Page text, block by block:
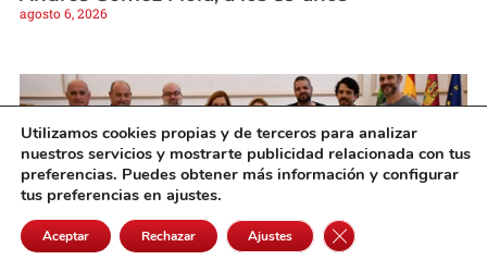
agosto 6, 2026
Utilizamos cookies propias y de terceros para analizar
nuestros servicios y mostrarte publicidad relacionada con tus
preferencias. Puedes obtener más información y configurar
tus preferencias en ajustes.
Aceptar Rechazar Ajustes Cerrar el banner de